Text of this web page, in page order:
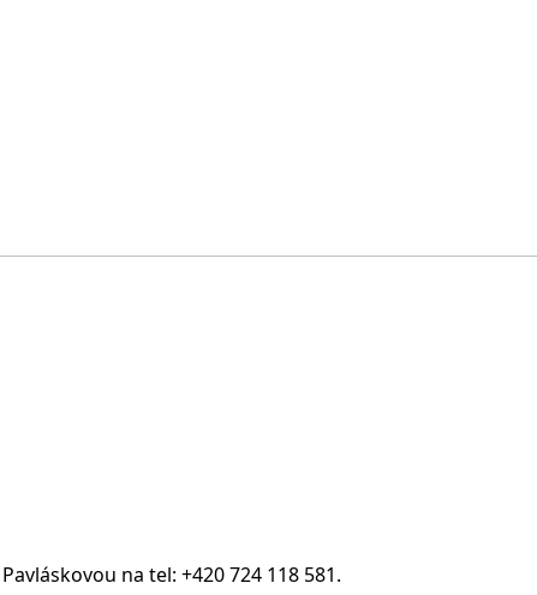
na tel: +420 724 118 581.